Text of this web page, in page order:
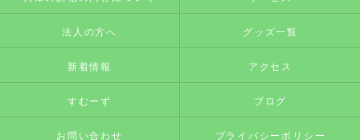
法人の方へ グッズ一覧
新着情報 アクセス
すむーず ブログ
お問い合わせ プライバシーポリシー